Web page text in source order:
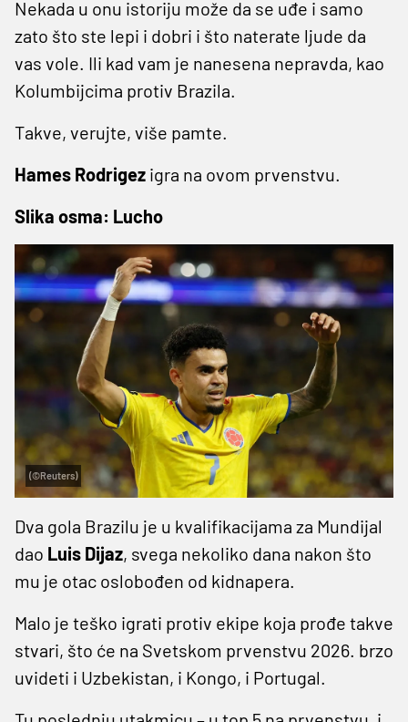
Nekada u onu istoriju može da se uđe i samo
zato što ste lepi i dobri i što naterate ljude da
vas vole. Ili kad vam je nanesena nepravda, kao
Kolumbijcima protiv Brazila.
Takve, verujte, više pamte.
Hames Rodrigez igra na ovom prvenstvu.
Slika osma: Lucho
(©Reuters)
Dva gola Brazilu je u kvalifikacijama za Mundijal
dao Luis Dijaz, svega nekoliko dana nakon što
mu je otac oslobođen od kidnapera.
Malo je teško igrati protiv ekipe koja prođe takve
stvari, što će na Svetskom prvenstvu 2026. brzo
uvideti i Uzbekistan, i Kongo, i Portugal.